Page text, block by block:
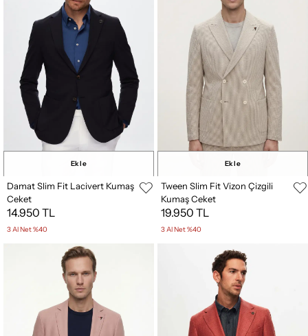
Ekle
Damat Slim Fit Lacivert Kumaş
Ceket
14.950 TL
3 Al Net %40
Ekle
Tween Slim Fit Vizon Çizgili
Kumaş Ceket
19.950 TL
3 Al Net %40